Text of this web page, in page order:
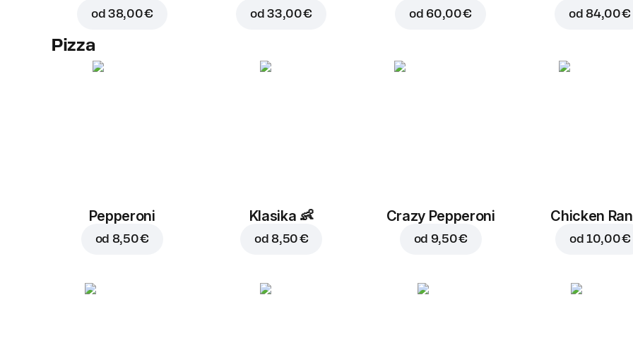
od 38,00 € od33,00 € od 60,00 € od 84,00 €
Pizza
Pepperoni
od 8,50 €
Klasika 👶
od 8,50 €
Crazy Pepperoni
od 9,50 €
Chicken
od 10,00 €